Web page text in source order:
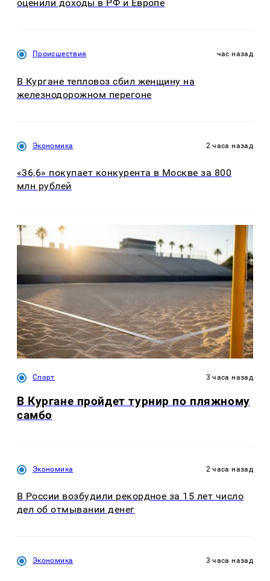
оценили доходы в РФ и Европе
Происшествия час назад
В Кургане тепловоз сбил женщину на
железнодорожном перегоне
Экономика 2 часа назад
«36,6» покупает конкурента в Москве за 800
млн рублей
Спорт 3 часа назад
В Кургане пройдет турнир по пляжному
самбо
Экономика 2 часа назад
В России возбудили рекордное за 15 лет число
дел об отмывании денег
Экономика 3 часа назад